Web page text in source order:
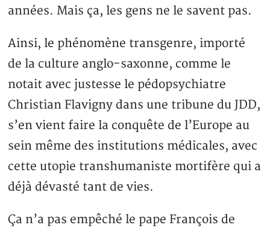
années. Mais ça, les gens ne le savent pas.
Ainsi, le phénomène transgenre, importé
de la culture anglo-saxonne, comme le
notait avec justesse le pédopsychiatre
Christian Flavigny dans une tribune du JDD,
s’en vient faire la conquête de l’Europe au
sein même des institutions médicales, avec
cette utopie transhumaniste mortifère qui a
déjà dévasté tant de vies.
Ça n’a pas empêché le pape François de